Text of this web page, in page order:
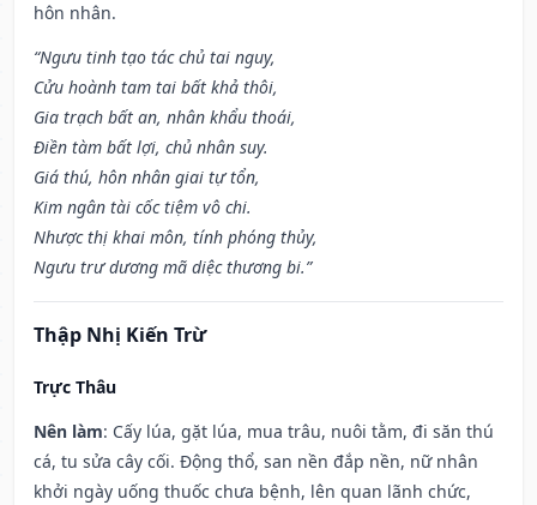
hôn nhân.
“Ngưu tinh tạo tác chủ tai nguy,
Cửu hoành tam tai bất khả thôi,
Gia trạch bất an, nhân khẩu thoái,
Điền tàm bất lợi, chủ nhân suy.
Giá thú, hôn nhân giai tự tổn,
Kim ngân tài cốc tiệm vô chi.
Nhược thị khai môn, tính phóng thủy,
Ngưu trư dương mã diệc thương bi.”
Thập Nhị Kiến Trừ
Trực Thâu
Nên làm: Cấy lúa, gặt lúa, mua trâu, nuôi tằm, đi săn thú
cá, tu sửa cây cối. Động thổ, san nền đắp nền, nữ nhân
khởi ngày uống thuốc chưa bệnh, lên quan lãnh chức,